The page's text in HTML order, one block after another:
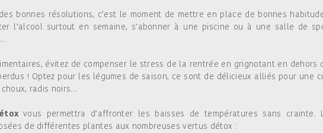
bonnes résolutions, c’est le moment de mettre en place de bonnes
l’alcool surtout en semaine, s’abonner à une piscine ou à une salle de
évitez de compenser le stress de la rentrée en grignotant en dehors
! Optez pour les légumes de saison, ce sont de délicieux alliés pour une
radis noirs…
vous permettra d’affronter les baisses de températures sans crainte.
de différentes plantes aux nombreuses vertus détox :